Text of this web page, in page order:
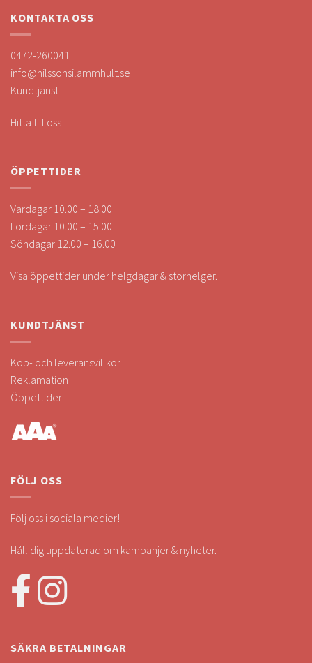
KONTAKTA OSS
0472-260041
info@nilssonsilammhult.se
Kundtjänst
Hitta till oss
ÖPPETTIDER
Vardagar 10.00 – 18.00
Lördagar 10.00 – 15.00
Söndagar 12.00 – 16.00
Visa öppettider under helgdagar & storhelger.
KUNDTJÄNST
Köp- och leveransvillkor
Reklamation
Öppettider
FÖLJ OSS
Följ oss i sociala medier!
Håll dig uppdaterad om kampanjer & nyheter.
SÄKRA BETALNINGAR